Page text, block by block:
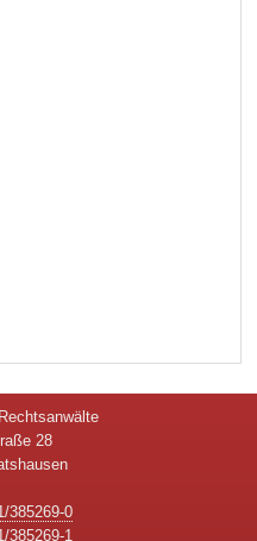
28
385269-0
385269-1